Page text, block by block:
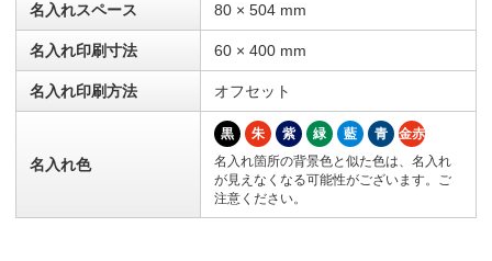
名入れスペース 80 × 504 mm
名入れ印刷寸法 60 × 400 mm
名入れ印刷方法 オフセット
名入れ色
黒 朱 紫 緑 藍 青
金赤
名入れ箇所の背景色と似た色は、名入れ
が見えなくなる可能性がございます。ご
注意ください。